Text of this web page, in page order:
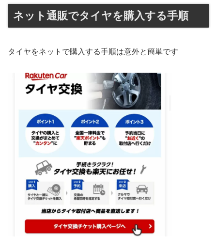
ネット通販でタイヤを購入する手順
タイヤをネットで購入する手順は意外と簡単です